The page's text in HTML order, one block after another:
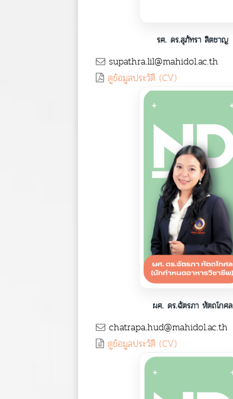
รศ. ดร.สุภัทรา ลิตชาญ
supathra.lil@mahidol.ac.th
ดูข้อมูลประวัติ (CV)
ผศ. ดร.ฉัตรภา หัตถโกศล
chatrapa.hud@mahidol.ac.th
ดูข้อมูลประวัติ (CV)